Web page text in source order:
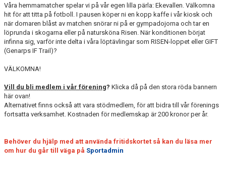
Våra hemmamatcher spelar vi på vår egen lilla pärla: Ekevallen. Välkomna
hit för att titta på fotboll. I pausen köper ni en kopp kaffe i vår kiosk och
när domaren blåst av matchen snörar ni på er gympadojorna och tar en
löprunda i skogarna eller på natursköna Risen. När konditionen börjat
infinna sig, varför inte delta i våra löptävlingar som RISEN-loppet eller GIFT
(Genarps IF Trail)?
VÄLKOMNA!
Vill du bli medlem i vår förening? Klicka då på den stora röda bannern
här ovan!
Alternativet finns också att vara stödmedlem, för att bidra till vår förenings
fortsatta verksamhet. Kostnaden för medlemskap är 200 kronor per år.
Behöver du hjälp med att använda fritidskortet så kan du läsa mer
om hur du går till väga på Sportadmin